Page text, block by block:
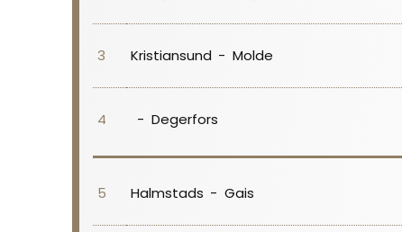
3 Kristiansund - Molde
4 - Degerfors
5 Halmstads - Gais